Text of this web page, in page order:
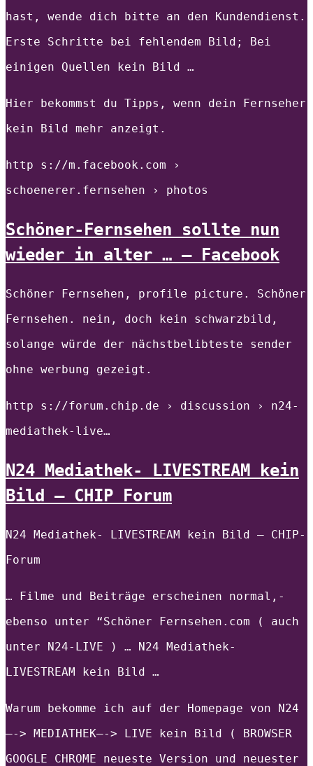
hast, wende dich bitte an den Kundendienst.
Erste Schritte bei fehlendem Bild; Bei
einigen Quellen kein Bild …
Hier bekommst du Tipps, wenn dein Fernseher
kein Bild mehr anzeigt.
http s://m.facebook.com ›
schoenerer.fernsehen › photos
Schöner-Fernsehen sollte nun
wieder in alter … – Facebook
Schöner Fernsehen, profile picture. Schöner
Fernsehen. nein, doch kein schwarzbild,
solange würde der nächstbelibteste sender
ohne werbung gezeigt.
http s://forum.chip.de › discussion › n24-
mediathek-live…
N24 Mediathek- LIVESTREAM kein
Bild – CHIP Forum
N24 Mediathek- LIVESTREAM kein Bild — CHIP-
Forum
… Filme und Beiträge erscheinen normal,-
ebenso unter “Schöner Fernsehen.com ( auch
unter N24-LIVE ) … N24 Mediathek-
LIVESTREAM kein Bild …
Warum bekomme ich auf der Homepage von N24
—-> MEDIATHEK—-> LIVE kein Bild ( BROWSER
GOOGLE CHROME neueste Version und neuester